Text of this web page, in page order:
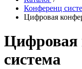
Конференц
Цифровая
Цифровая
система